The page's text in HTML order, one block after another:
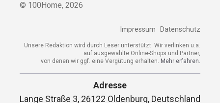
© 100Home, 2026
Impressum Datenschutz
Unsere Redaktion wird durch Leser unterstützt. Wir verlinken u.a.
auf ausgewählte Online-Shops und Partner,
von denen wir ggf. eine Vergütung erhalten. Mehr erfahren.
Adresse
Lange Straße 3, 26122 Oldenburg, Deutschland